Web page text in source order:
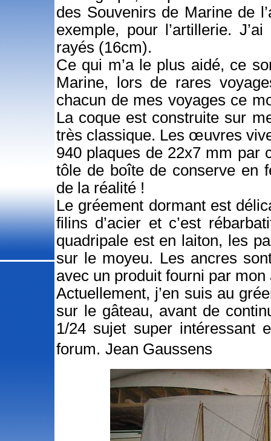
des Souvenirs de Marine de
exemple, pour l’artillerie.
rayés (16cm).
Ce qui m’a le plus aidé, ce
Marine, lors de rares
chacun de mes voyages ce
La coque est construite sur
très classique. Les œuvres
940 plaques de 22x7 mm par
tôle de boîte de conserve en
de la réalité !
Le gréement dormant est
filins d’acier et c’est
quadripale est en laiton, les
sur le moyeu. Les ancres
avec un produit fourni par
Actuellement, j’en suis au
sur le gâteau, avant de
1/24 sujet super intéressant
forum. Jean Gaussens